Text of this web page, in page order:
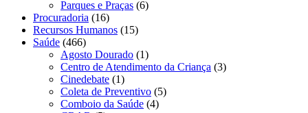
Parques e Praças (6)
Procuradoria (16)
Recursos Humanos (15)
Saúde (466)
Agosto Dourado (1)
Centro de Atendimento da Criança (3)
Cinedebate (1)
Coleta de Preventivo (5)
Comboio da Saúde (4)